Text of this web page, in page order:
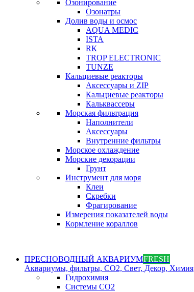
Озонирование
Озонатры
Долив воды и осмос
AQUA MEDIC
ISTA
RК
TROP ELECTRONIC
TUNZE
Кальциевые реакторы
Аксессуары и ZIP
Кальциевые реакторы
Кальквассеры
Морская фильтрация
Наполнители
Аксессуары
Внутренние фильтры
Морское охлаждение
Морские декорации
Грунт
Инструмент для моря
Клеи
Скребки
Фрагирование
Измерения показателей воды
Кормление кораллов
ПРЕСНОВОДНЫЙ АКВАРИУМFRESH
Аквариумы, фильтры, СО2, Свет, Декор, Химия
Гидрохимия
Системы СО2